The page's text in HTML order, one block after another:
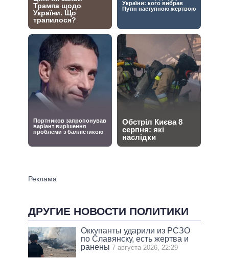
ДРУГИЕ НОВОСТИ ПОЛИТИКИ
Оккупанты ударили из РСЗО
по Славянску, есть жертва и
ранены 7 августа 2026, 22:29